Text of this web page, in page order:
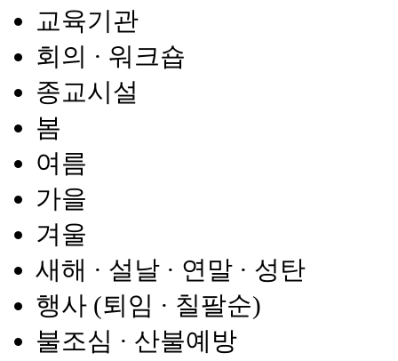
교육기관
회의 · 워크숍
종교시설
봄
여름
가을
겨울
새해 · 설날 · 연말 · 성탄
행사 (퇴임 · 칠팔순)
불조심 · 산불예방